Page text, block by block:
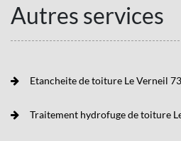
Autres services
Etancheite de toiture Le Verneil
Traitement hydrofuge de toiture